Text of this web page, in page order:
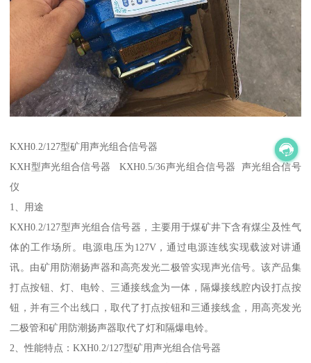
KXH0.2/127型矿用声光组合信号器
KXH型声光组合信号器 KXH0.5/36声光组合信号器 声光组合信号
仪
1、用途
KXH0.2/127型声光组合信号器，主要用于煤矿井下含有煤尘及性气
体的工作场所。电源电压为127V，通过电源连线实现载波对讲通
讯。由矿用防潮扬声器和高亮发光二极管实现声光信号。该产品集
打点按钮、灯、电铃、三通接线盒为一体，隔爆接线腔内设打点按
钮，并有三个出线口，取代了打点按钮和三通接线盒，用高亮发光
二极管和矿用防潮扬声器取代了灯和隔爆电铃。
2、性能特点：KXH0.2/127型矿用声光组合信号器